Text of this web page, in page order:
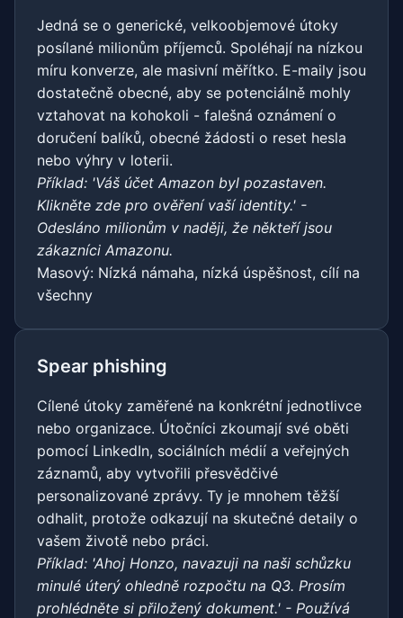
Jedná se o generické, velkoobjemové útoky
posílané milionům příjemců. Spoléhají na nízkou
míru konverze, ale masivní měřítko. E-maily jsou
dostatečně obecné, aby se potenciálně mohly
vztahovat na kohokoli - falešná oznámení o
doručení balíků, obecné žádosti o reset hesla
nebo výhry v loterii.
Příklad: 'Váš účet Amazon byl pozastaven.
Klikněte zde pro ověření vaší identity.' -
Odesláno milionům v naději, že někteří jsou
zákazníci Amazonu.
Masový: Nízká námaha, nízká úspěšnost, cílí na
všechny
Spear phishing
Cílené útoky zaměřené na konkrétní jednotlivce
nebo organizace. Útočníci zkoumají své oběti
pomocí LinkedIn, sociálních médií a veřejných
záznamů, aby vytvořili přesvědčivé
personalizované zprávy. Ty je mnohem těžší
odhalit, protože odkazují na skutečné detaily o
vašem životě nebo práci.
Příklad: 'Ahoj Honzo, navazuji na naši schůzku
minulé úterý ohledně rozpočtu na Q3. Prosím
prohlédněte si přiložený dokument.' - Používá